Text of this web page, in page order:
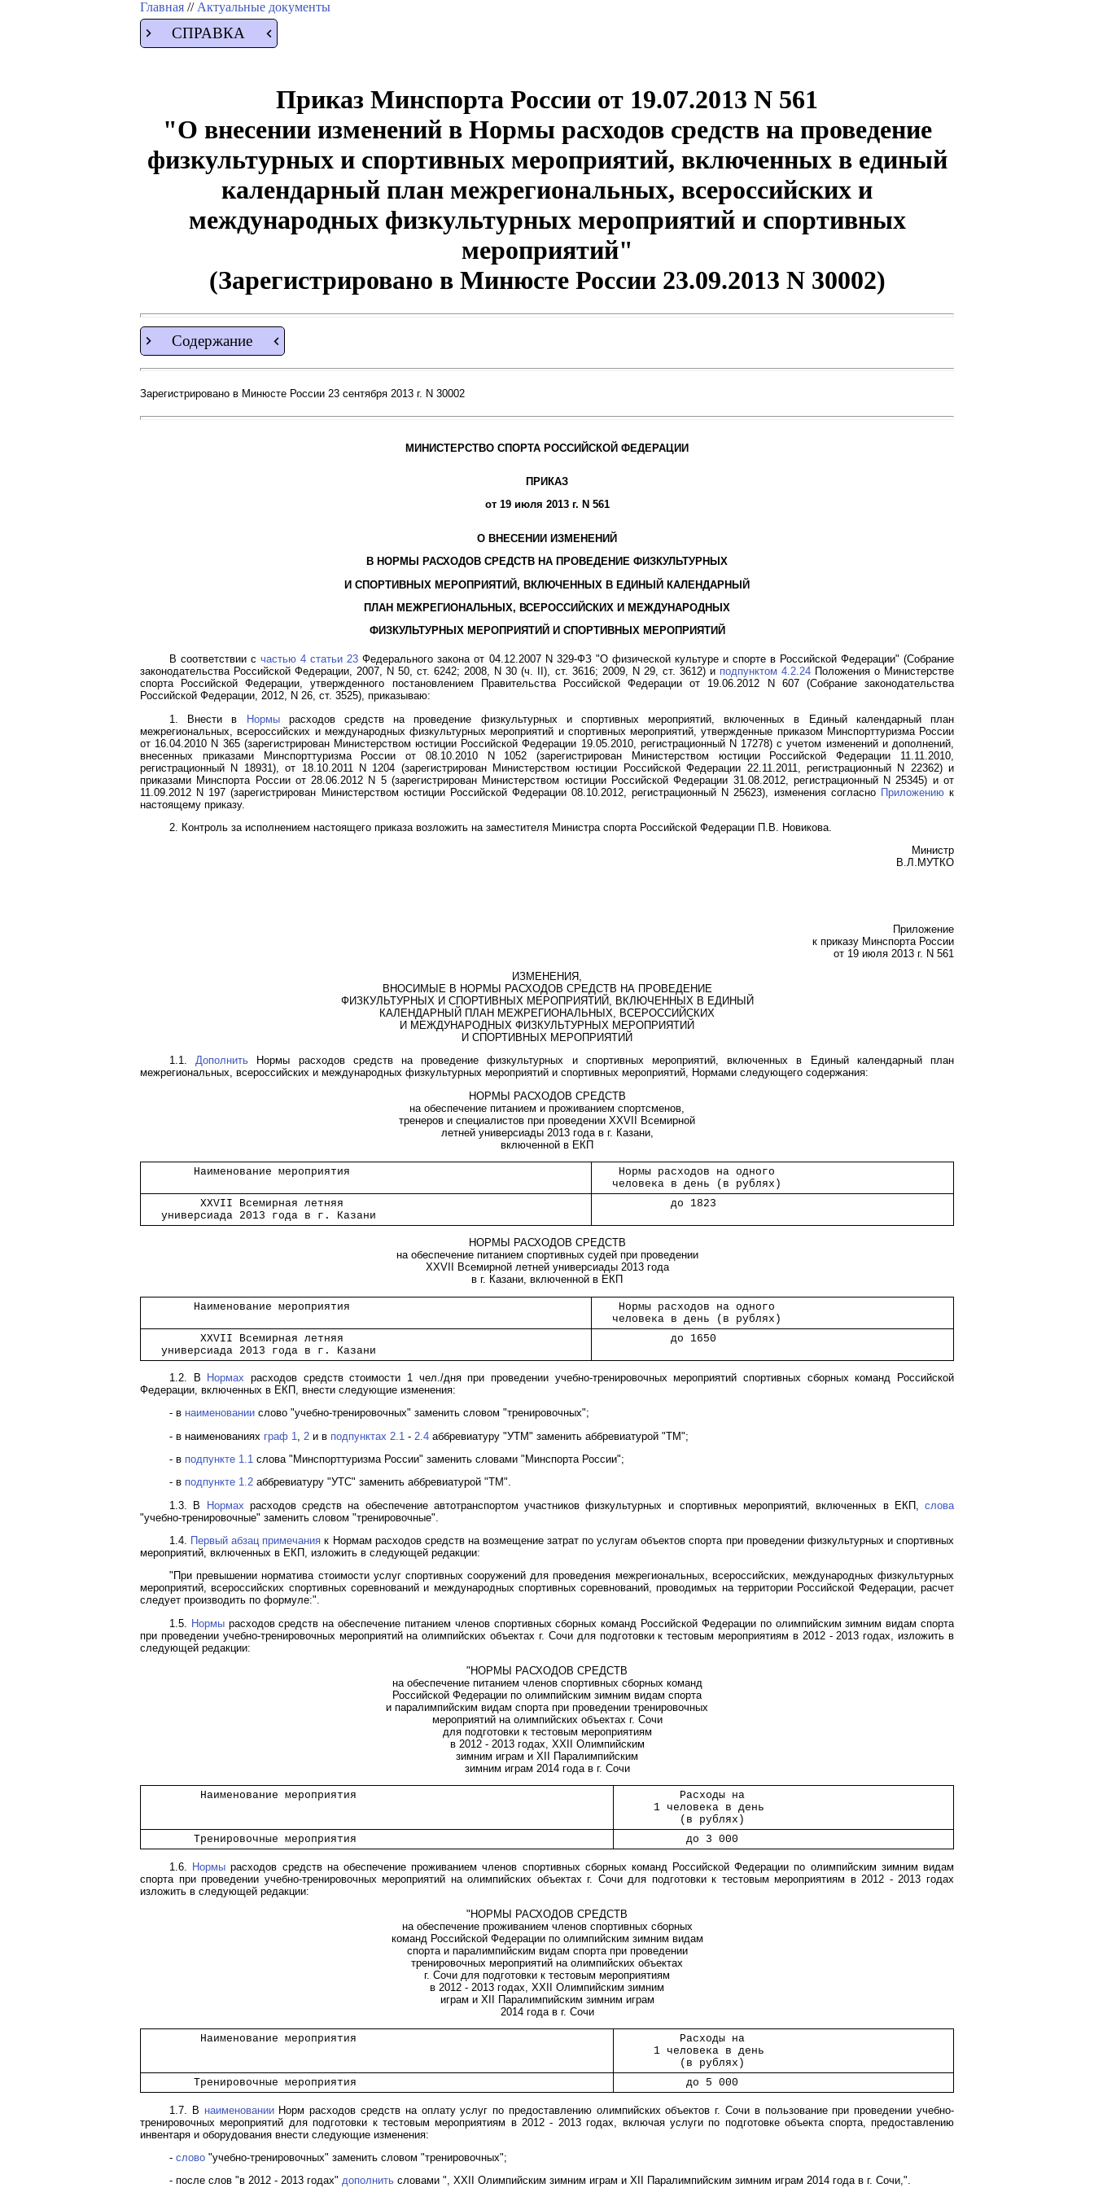
Главная // Актуальные документы
СПРАВКА
Приказ Минспорта России от 19.07.2013 N 561
"О внесении изменений в Нормы расходов средств на проведение
физкультурных и спортивных мероприятий, включенных в единый
календарный план межрегиональных, всероссийских и
международных физкультурных мероприятий и спортивных
мероприятий"
(Зарегистрировано в Минюсте России 23.09.2013 N 30002)
Содержание
Зарегистрировано в Минюсте России 23 сентября 2013 г. N 30002
МИНИСТЕРСТВО СПОРТА РОССИЙСКОЙ ФЕДЕРАЦИИ
ПРИКАЗ
от 19 июля 2013 г. N 561
О ВНЕСЕНИИ ИЗМЕНЕНИЙ
В НОРМЫ РАСХОДОВ СРЕДСТВ НА ПРОВЕДЕНИЕ ФИЗКУЛЬТУРНЫХ
И СПОРТИВНЫХ МЕРОПРИЯТИЙ, ВКЛЮЧЕННЫХ В ЕДИНЫЙ КАЛЕНДАРНЫЙ
ПЛАН МЕЖРЕГИОНАЛЬНЫХ, ВСЕРОССИЙСКИХ И МЕЖДУНАРОДНЫХ
ФИЗКУЛЬТУРНЫХ МЕРОПРИЯТИЙ И СПОРТИВНЫХ МЕРОПРИЯТИЙ
В соответствии счастью 4 статьи 23 Федерального закона от 04.12.2007 N 329-ФЗ "О физической культуре и спорте в Российской Федерации" (Собрание
законодательства Российской Федерации, 2007, N 50, ст. 6242; 2008, N 30 (ч. II), ст. 3616; 2009, N 29, ст. 3612) и подпунктом 4.2.24Положения о Министерстве
спорта Российской Федерации, утвержденного постановлением Правительства Российской Федерации от 19.06.2012 N 607 (Собрание законодательства
Российской Федерации, 2012, N 26, ст. 3525), приказываю:
1. Внести в Нормырасходов средств на проведение физкультурных и спортивных мероприятий, включенных в Единый календарный план
межрегиональных, всероссийских и международных физкультурных мероприятий и спортивных мероприятий, утвержденные приказом Минспорттуризма России
от 16.04.2010 N 365 (зарегистрирован Министерством юстиции Российской Федерации 19.05.2010, регистрационный N 17278) с учетом изменений и дополнений,
внесенных приказами Минспорттуризма России от 08.10.2010 N 1052 (зарегистрирован Министерством юстиции Российской Федерации 11.11.2010,
регистрационный N 18931), от 18.10.2011 N 1204 (зарегистрирован Министерством юстиции Российской Федерации 22.11.2011, регистрационный N 22362) и
приказами Минспорта России от 28.06.2012 N 5 (зарегистрирован Министерством юстиции Российской Федерации 31.08.2012, регистрационный N 25345) и от
11.09.2012 N 197 (зарегистрирован Министерством юстиции Российской Федерации 08.10.2012, регистрационный N 25623), изменения согласно Приложениюк
настоящему приказу.
2. Контроль за исполнением настоящего приказа возложить на заместителя Министра спорта Российской Федерации П.В. Новикова.
Министр
В.Л.МУТКО
Приложение
к приказу Минспорта России
от 19 июля 2013 г. N 561
ИЗМЕНЕНИЯ,
ВНОСИМЫЕ В НОРМЫ РАСХОДОВ СРЕДСТВ НА ПРОВЕДЕНИЕ
ФИЗКУЛЬТУРНЫХ И СПОРТИВНЫХ МЕРОПРИЯТИЙ, ВКЛЮЧЕННЫХ В ЕДИНЫЙ
КАЛЕНДАРНЫЙ ПЛАН МЕЖРЕГИОНАЛЬНЫХ, ВСЕРОССИЙСКИХ
И МЕЖДУНАРОДНЫХ ФИЗКУЛЬТУРНЫХ МЕРОПРИЯТИЙ
И СПОРТИВНЫХ МЕРОПРИЯТИЙ
1.1.Дополнить Нормы расходов средств на проведение физкультурных и спортивных мероприятий, включенных в Единый календарный план
межрегиональных, всероссийских и международных физкультурных мероприятий и спортивных мероприятий, Нормами следующего содержания:
НОРМЫ РАСХОДОВ СРЕДСТВ
на обеспечение питанием и проживанием спортсменов,
тренеров и специалистов при проведении XXVII Всемирной
летней универсиады 2013 года в г. Казани,
включенной в ЕКП
        Наименование мероприятия
    Нормы расходов на одного
   человека в день (в рублях)
         XXVII Всемирная летняя
   универсиада 2013 года в г. Казани
            до 1823
НОРМЫ РАСХОДОВ СРЕДСТВ
на обеспечение питанием спортивных судей при проведении
XXVII Всемирной летней универсиады 2013 года
в г. Казани, включенной в ЕКП
        Наименование мероприятия
    Нормы расходов на одного
   человека в день (в рублях)
         XXVII Всемирная летняя
   универсиада 2013 года в г. Казани
            до 1650
1.2. В Нормах расходов средств стоимости 1 чел./дня при проведении учебно-тренировочных мероприятий спортивных сборных команд Российской
Федерации, включенных в ЕКП, внести следующие изменения:
- в наименовании слово "учебно-тренировочных" заменить словом "тренировочных";
- в наименованиях граф 1 2 и в подпунктах 2.1 - 2.4 аббревиатуру "УТМ" заменить аббревиатурой "ТМ";
- в подпункте 1.1 слова "Минспорттуризма России" заменить словами "Минспорта России";
- в подпункте 1.2 аббревиатуру "УТС" заменить аббревиатурой "ТМ".
1.3. В Нормах расходов средств на обеспечение автотранспортом участников физкультурных и спортивных мероприятий, включенных в ЕКП, слова
"учебно-тренировочные" заменить словом "тренировочные".
1.4.
Первый абзац примечания к Нормам расходов средств на возмещение затрат по услугам объектов спорта при проведении физкультурных и спортивных
мероприятий, включенных в ЕКП, изложить в следующей редакции:
"При превышении норматива стоимости услуг спортивных сооружений для проведения межрегиональных, всероссийских, международных физкультурных
мероприятий, всероссийских спортивных соревнований и международных спортивных соревнований, проводимых на территории Российской Федерации, расчет
следует производить по формуле:".
1.5. Нормырасходов средств на обеспечение питанием членов спортивных сборных команд Российской Федерации по олимпийским зимним видам спорта
при проведении учебно-тренировочных мероприятий на олимпийских объектах г. Сочи для подготовки к тестовым мероприятиям в 2012 - 2013 годах, изложить в
следующей редакции:
"НОРМЫ РАСХОДОВ СРЕДСТВ
на обеспечение питанием членов спортивных сборных команд
Российской Федерации по олимпийским зимним видам спорта
и паралимпийским видам спорта при проведении тренировочных
мероприятий на олимпийских объектах г. Сочи
для подготовки к тестовым мероприятиям
в 2012 - 2013 годах, XXII Олимпийским
зимним играм и XII Паралимпийским
зимним играм 2014 года в г. Сочи
         Наименование мероприятия
          Расходы на
      1 человека в день
          (в рублях)
        Тренировочные мероприятия
           до 3 000
1.6. Нормы расходов средств на обеспечение проживанием членов спортивных сборных команд Российской Федерации по олимпийским зимним видам
спорта при проведении учебно-тренировочных мероприятий на олимпийских объектах г. Сочи для подготовки к тестовым мероприятиям в 2012 - 2013 годах
изложить в следующей редакции:
"НОРМЫ РАСХОДОВ СРЕДСТВ
на обеспечение проживанием членов спортивных сборных
команд Российской Федерации по олимпийским зимним видам
спорта и паралимпийским видам спорта при проведении
тренировочных мероприятий на олимпийских объектах
г. Сочи для подготовки к тестовым мероприятиям
в 2012 - 2013 годах, XXII Олимпийским зимним
играм и XII Паралимпийским зимним играм
2014 года в г. Сочи
         Наименование мероприятия
          Расходы на
      1 человека в день
          (в рублях)
        Тренировочные мероприятия
           до 5 000
1.7. В наименованииНорм расходов средств на оплату услуг по предоставлению олимпийских объектов г. Сочи в пользование при проведении учебно-
тренировочных мероприятий для подготовки к тестовым мероприятиям в 2012 - 2013 годах, включая услуги по подготовке объекта спорта, предоставлению
инвентаря и оборудования внести следующие изменения:
- слово "учебно-тренировочных" заменить словом "тренировочных";
- после слов "в 2012 - 2013 годах" дополнить словами ", XXII Олимпийским зимним играм и XII Паралимпийским зимним играм 2014 года в г. Сочи,".